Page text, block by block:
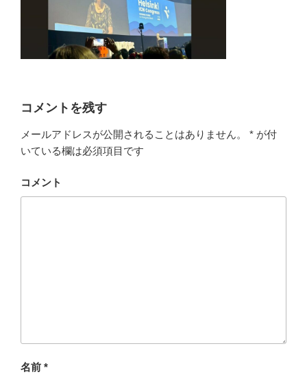
コメントを残す
メールアドレスが公開されることはありません。 * が付
いている欄は必須項目です
コメント
名前 *